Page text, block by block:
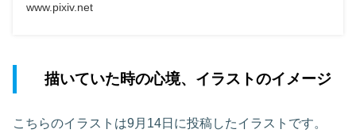
www.pixiv.net
描いていた時の心境、イラストのイメージ
こちらのイラストは9月14日に投稿したイラストです。